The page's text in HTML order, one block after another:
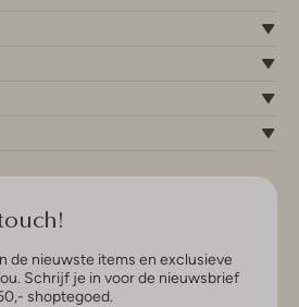
de nieuwste items en exclusieve
Schrijf je in voor de nieuwsbrief
shoptegoed.